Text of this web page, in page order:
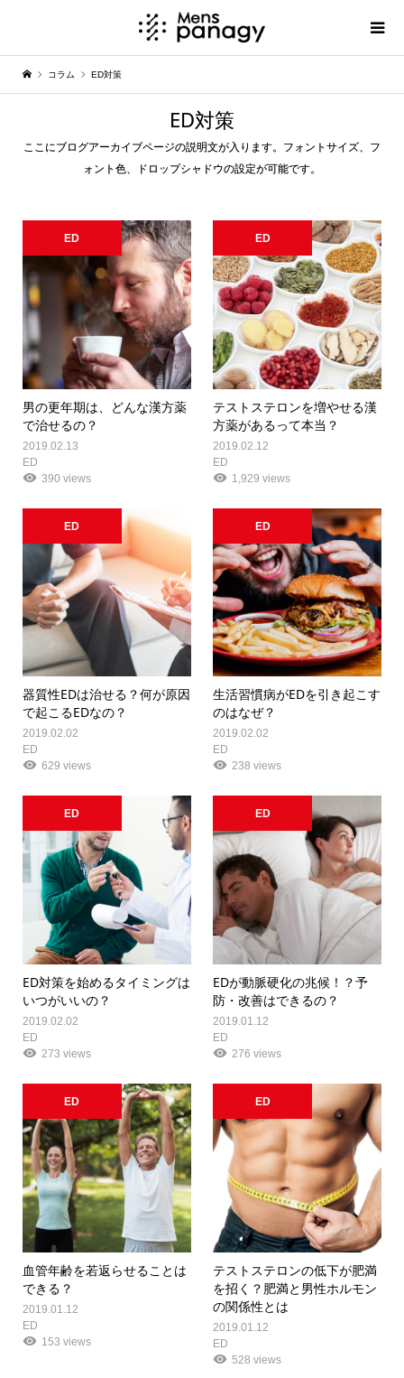
コラム ED対策
ED対策
ここにブログアーカイブページの説明文が入ります。フォントサイズ、フ
ォント色、ドロップシャドウの設定が可能です。
ED
男の更年期は、どんな漢方薬
で治せるの？
2019.02.13
ED
390 views
ED
テストステロンを増やせる漢
方薬があるって本当？
2019.02.12
ED
1,929 views
ED
器質性EDは治せる？何が原因
で起こるEDなの？
2019.02.02
ED
629 views
ED
生活習慣病がEDを引き起こす
のはなぜ？
2019.02.02
ED
238 views
ED
ED対策を始めるタイミングは
いつがいいの？
2019.02.02
ED
273 views
ED
EDが動脈硬化の兆候！？予
防・改善はできるの？
2019.01.12
ED
276 views
ED
血管年齢を若返らせることは
できる？
2019.01.12
ED
153 views
ED
テストステロンの低下が肥満
を招く？肥満と男性ホルモン
の関係性とは
2019.01.12
ED
528 views